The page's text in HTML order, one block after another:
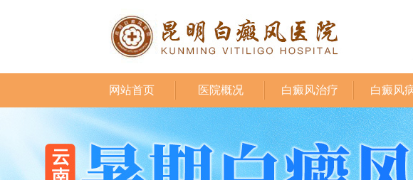
网站首页 医院概况 白癜风治疗 白癜风